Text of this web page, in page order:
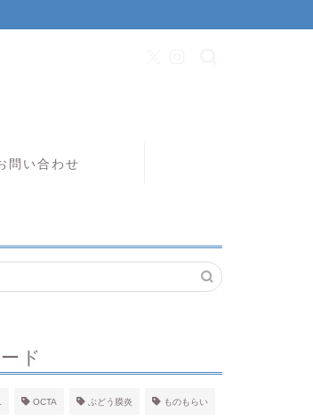
問い合わせ
ード
OCTA ぶどう膜炎 ものもらい